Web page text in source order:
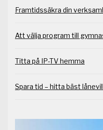
Framtidssäkra din
Att välja program till
Titta på IP-TV hemma
Spara tid – hitta bäst